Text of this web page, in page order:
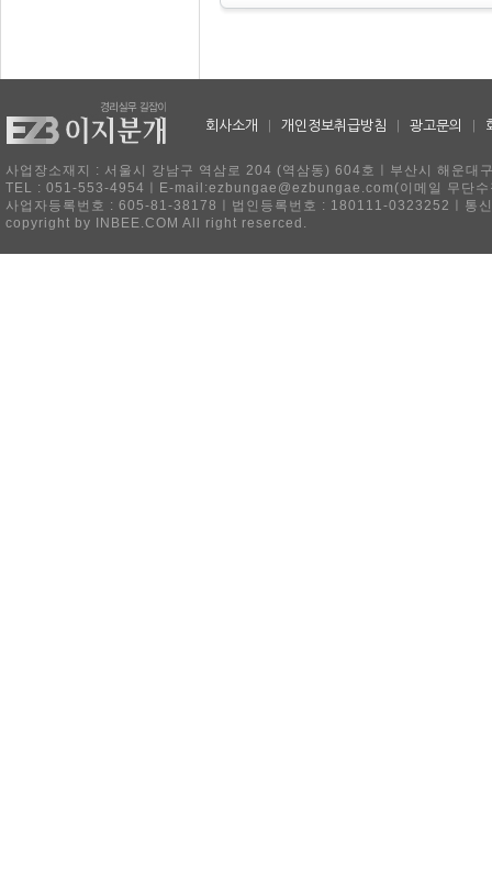
회사소개 개인정보취급방침 광고문의
사업장소재지 : 서울시 강남구 역삼로 204 (역삼동) 604호ㅣ부산시 해운
TEL : 051-553-4954ㅣE-mail:ezbungae@ezbungae.com(이메일 무단수
사업자등록번호 : 605-81-38178ㅣ법인등록번호 : 180111-0323252ㅣ통
copyright by INBEE.COM All right reserced.